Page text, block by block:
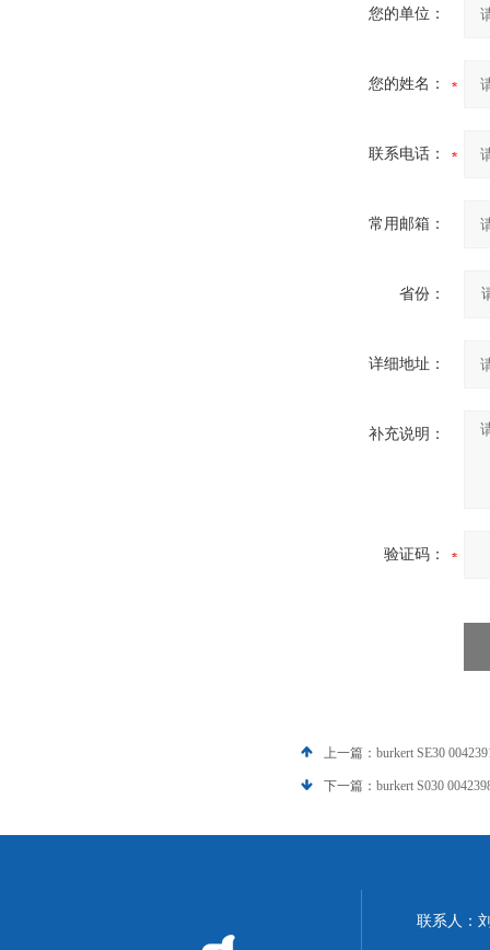
您的单位：
您的姓名：
联系电话：
常用邮箱：
省份：
详细地址：
补充说明：
验证码：
上一篇： burkert SE30
下一篇： burkert S030
联系人：